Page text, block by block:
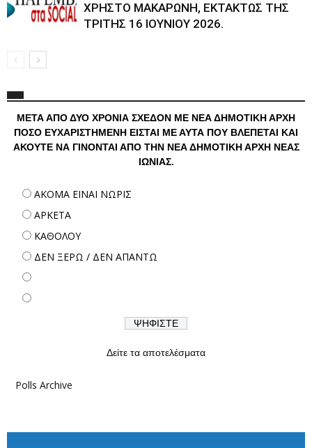
ΧΡΗΣΤΟ ΜΑΚΑΡΩΝΗ, ΕΚΤΑΚΤΩΣ ΤΗΣ
ΤΡΙΤΗΣ 16 ΙΟΥΝΙΟΥ 2026.
ΜΕΤΑ ΑΠΟ ΔΥΟ ΧΡΟΝΙΑ ΣΧΕΔΟΝ ΜΕ ΝΕΑ ΔΗΜΟΤΙΚΗ ΑΡΧΗ
ΠΟΣΟ ΕΥΧΑΡΙΣΤΗΜΕΝΗ ΕΙΣΤΑΙ ΜΕ ΑΥΤΑ ΠΟΥ ΒΛΕΠΕΤΑΙ ΚΑΙ
ΑΚΟΥΤΕ ΝΑ ΓΙΝΟΝΤΑΙ ΑΠΟ ΤΗΝ ΝΕΑ ΔΗΜΟΤΙΚΗ ΑΡΧΗ ΝΕΑΣ
ΙΩΝΙΑΣ.
ΑΚΟΜΑ ΕΙΝΑΙ ΝΩΡΙΣ
ΑΡΚΕΤΑ
ΚΑΘΟΛΟΥ
ΔΕΝ ΞΕΡΩ / ΔΕΝ ΑΠΑΝΤΩ
Δείτε τα αποτελέσματα
Polls Archive